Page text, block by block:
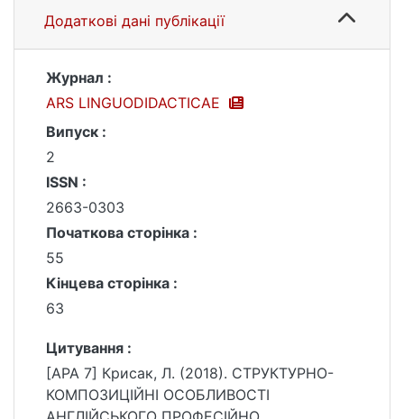
Додаткові дані публікації
Журнал :
ARS LINGUODIDACTICAE
Випуск :
2
ISSN :
2663-0303
Початкова сторінка :
55
Кінцева сторінка :
63
Цитування :
[APA 7] Крисак, Л. (2018). СТРУКТУРНО-
КОМПОЗИЦІЙНІ ОСОБЛИВОСТІ